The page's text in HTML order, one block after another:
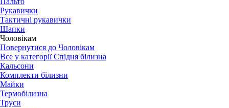
Рукавички
Тактичні рукавички
Шапки
Чоловікам
Повернутися до Чоловікам
Все у категорії Спідня білизна
Кальсони
Комплекти білизни
Майки
Термобілизна
Труси